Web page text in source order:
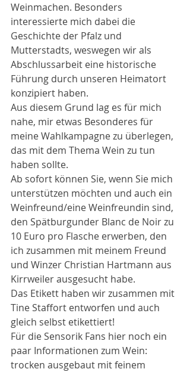
Weinmachen. Besonders
interessierte mich dabei die
Geschichte der Pfalz und
Mutterstadts, weswegen wir als
Abschlussarbeit eine historische
Führung durch unseren Heimatort
konzipiert haben.
Aus diesem Grund lag es für mich
nahe, mir etwas Besonderes für
meine Wahlkampagne zu überlegen,
das mit dem Thema Wein zu tun
haben sollte.
Ab sofort können Sie, wenn Sie mich
unterstützen möchten und auch ein
Weinfreund/eine Weinfreundin sind,
den Spätburgunder Blanc de Noir zu
10 Euro pro Flasche erwerben, den
ich zusammen mit meinem Freund
und Winzer Christian Hartmann aus
Kirrweiler ausgesucht habe.
Das Etikett haben wir zusammen mit
Tine Staffort entworfen und auch
gleich selbst etikettiert!
Für die Sensorik Fans hier noch ein
paar Informationen zum Wein:
trocken ausgebaut mit feinem